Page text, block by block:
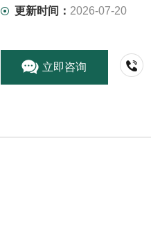
更新时间： 2026-07-20
立即咨询